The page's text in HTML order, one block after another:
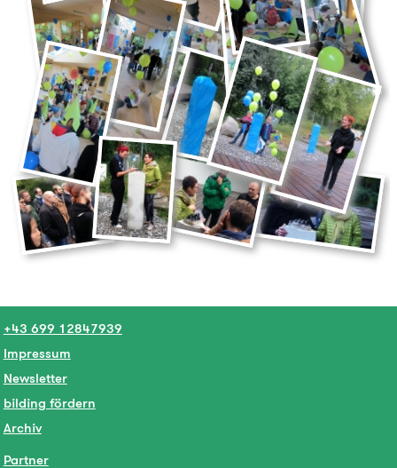
+43 699 12847939
Impressum
Newsletter
bilding fördern
Archiv
Partner